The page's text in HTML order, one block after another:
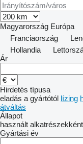
Magyarország Európa
Franciaország
Hollandia
Ár
Hirdetés típusa
eladás a gyártótól lízing
átváltás
Állapot
használt alkatrészekként
Gyártási év